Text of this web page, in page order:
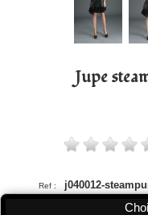
Jupe
Ref : j040012-